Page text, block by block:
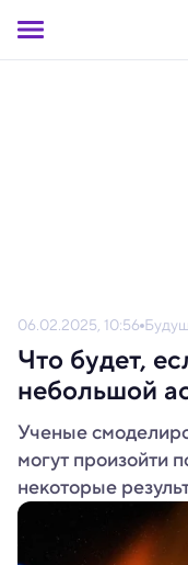
06.02.2025, 10:56
Что будет,
небольшой
Ученые
могут произойти
некоторые